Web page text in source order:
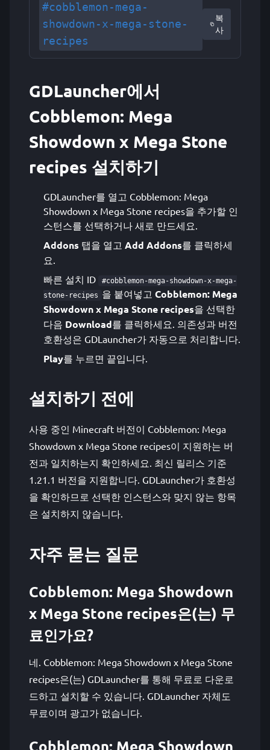
#cobblemon-mega-
showdown-x-mega-stone-
recipes
복
사
GDLauncher에서
Cobblemon: Mega
Showdown x Mega Stone
recipes 설치하기
GDLauncher를 열고 Cobblemon: Mega
Showdown x Mega Stone recipes을 추가할 인
스턴스를 선택하거나 새로 만드세요.
Addons 탭을 열고 Add Addons를 클릭하세
요.
빠른 설치 ID
#cobblemon-mega-showdown-x-mega-
stone-recipes 을 붙여넣고 Cobblemon: Mega
Showdown x Mega Stone recipes을 선택한
다음 Download를 클릭하세요. 의존성과 버전
호환성은 GDLauncher가 자동으로 처리합니다.
Play를 누르면 끝입니다.
설치하기 전에
사용 중인 Minecraft 버전이 Cobblemon: Mega
Showdown x Mega Stone recipes이 지원하는 버
전과 일치하는지 확인하세요. 최신 릴리스 기준
1.21.1 버전을 지원합니다. GDLauncher가 호환성
을 확인하므로 선택한 인스턴스와 맞지 않는 항목
은 설치하지 않습니다.
자주 묻는 질문
Cobblemon: Mega Showdown
x Mega Stone recipes은(는) 무
료인가요?
네. Cobblemon: Mega Showdown x Mega Stone
recipes은(는) GDLauncher를 통해 무료로 다운로
드하고 설치할 수 있습니다. GDLauncher 자체도
무료이며 광고가 없습니다.
Cobblemon: Mega Showdown